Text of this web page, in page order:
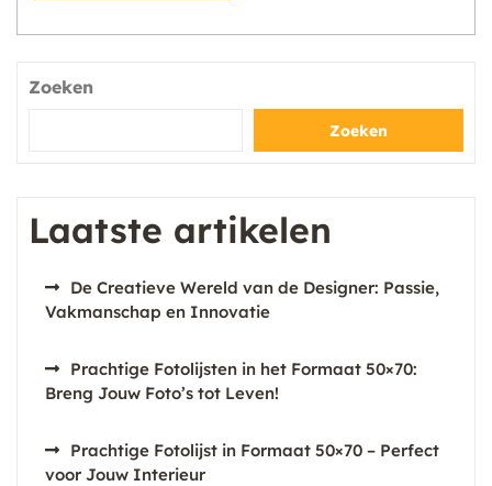
Zoeken
Zoeken
Laatste artikelen
De Creatieve Wereld van de Designer: Passie,
Vakmanschap en Innovatie
Prachtige Fotolijsten in het Formaat 50×70:
Breng Jouw Foto’s tot Leven!
Prachtige Fotolijst in Formaat 50×70 – Perfect
voor Jouw Interieur